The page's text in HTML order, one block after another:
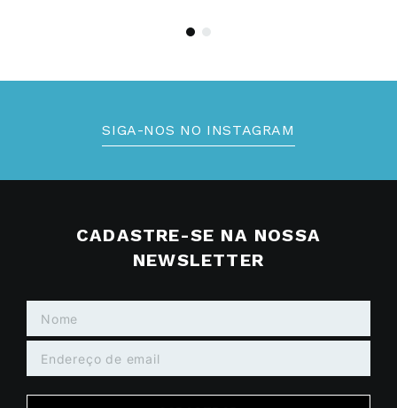
SIGA-NOS NO INSTAGRAM
CADASTRE-SE NA NOSSA
NEWSLETTER